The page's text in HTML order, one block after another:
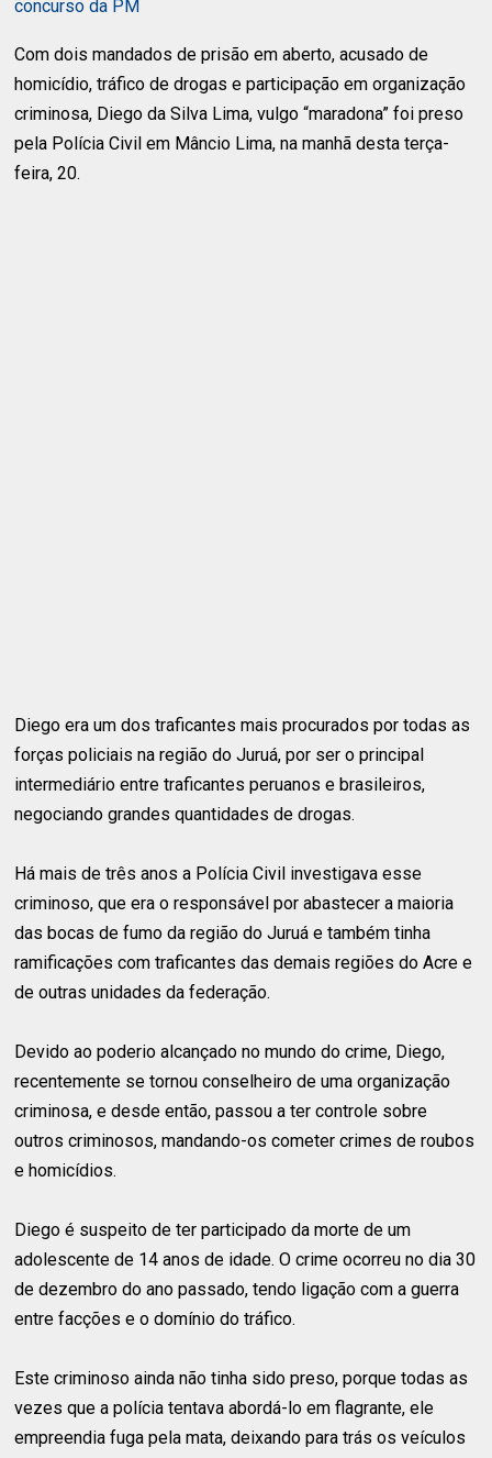
concurso da PM
Com dois mandados de prisão em aberto, acusado de
homicídio, tráfico de drogas e participação em organização
criminosa, Diego da Silva Lima, vulgo “maradona” foi preso
pela Polícia Civil em Mâncio Lima, na manhã desta terça-
feira, 20.
Diego era um dos traficantes mais procurados por todas as
forças policiais na região do Juruá, por ser o principal
intermediário entre traficantes peruanos e brasileiros,
negociando grandes quantidades de drogas.
Há mais de três anos a Polícia Civil investigava esse
criminoso, que era o responsável por abastecer a maioria
das bocas de fumo da região do Juruá e também tinha
ramificações com traficantes das demais regiões do Acre e
de outras unidades da federação.
Devido ao poderio alcançado no mundo do crime, Diego,
recentemente se tornou conselheiro de uma organização
criminosa, e desde então, passou a ter controle sobre
outros criminosos, mandando-os cometer crimes de roubos
e homicídios.
Diego é suspeito de ter participado da morte de um
adolescente de 14 anos de idade. O crime ocorreu no dia 30
de dezembro do ano passado, tendo ligação com a guerra
entre facções e o domínio do tráfico.
Este criminoso ainda não tinha sido preso, porque todas as
vezes que a polícia tentava abordá-lo em flagrante, ele
empreendia fuga pela mata, deixando para trás os veículos